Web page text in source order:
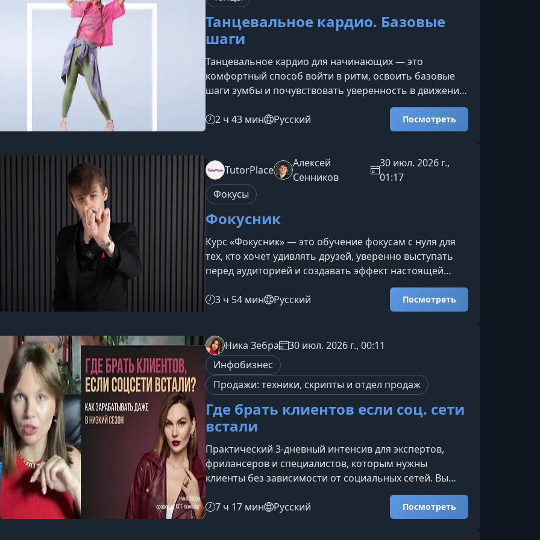
Танцевальное кардио. Базовые
шаги
Танцевальное кардио для начинающих — это
комфортный способ войти в ритм, освоить базовые
шаги зумбы и почувствовать уверенность в движении.
Курс подойдёт новичкам, а также тем, кто хочет
повторить основу, улучшить координацию и добавить
в тренировки больше энергии и настроения.О курсеВ
популярных танцевальных направлений: меренге,
кумбия, сальса, реггетон и бачата. Дополнительно в
курс включены базовы
2 ч 43 мин Русский Посмотреть
TutorPlace
Алексей
Сенников
30 июл. 2026 г.,
01:17
Фокусы
Фокусник
Курс «Фокусник» — это обучение фокусам с нуля для
тех, кто хочет удивлять друзей, уверенно выступать
перед аудиторией и создавать эффект настоящей
магии своими руками. Вы освоите карточные трюки,
фокусы с монетами, купюрами и небольшими
предметами, а также научитесь управлять вниманием
подойдет курсНовичкам, которые хотят научиться
показывать простые и эффектные фокусы без сложной
подготовки.Тем, кто л
3 ч 54 мин Русский Посмотреть
Ника Зебра
30 июл. 2026 г., 00:11
Инфобизнес
Продажи: техники, скрипты и отдел продаж
Где брать клиентов если соц. сети
встали
Практический 3-дневный интенсив для экспертов,
фрилансеров и специалистов, которым нужны
клиенты без зависимости от социальных сетей. Вы
разберете, где брать заявки, как возвращать
«спящих» клиентов, что писать в переписке и какие
действия помогут получить первые оплаты в
7 ч 17 мин Русский Посмотреть